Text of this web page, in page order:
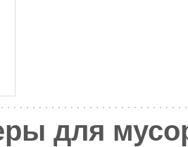
для